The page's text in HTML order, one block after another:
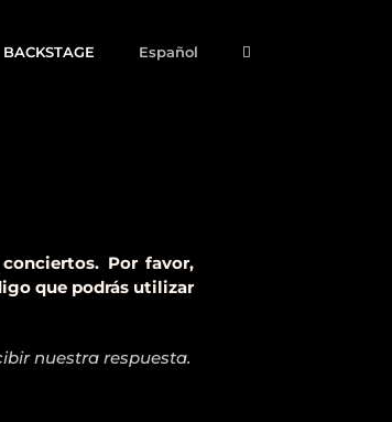
BACKSTAGE Español
Por favor,
que podrás utilizar
nuestra respuesta.